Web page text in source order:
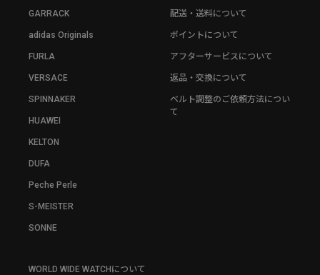
GARRACK
adidas Originals
FURLA
VERSACE
SPINNAKER
HUAWEI
KELTON
DUFA
Peche Perle
S-MEISTER
SONNE
配送・送料について
ポイントについて
アフターサービスについて
返品・交換について
ベルト調整のご依頼方法につい
て
WORLD WIDE WATCHについて